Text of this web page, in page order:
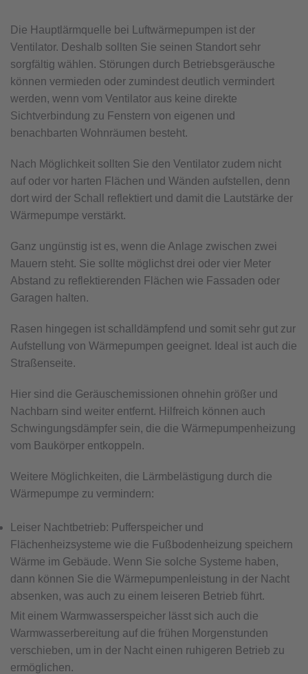
Die Hauptlärmquelle bei Luftwärmepumpen ist der
Ventilator. Deshalb sollten Sie seinen Standort sehr
sorgfältig wählen. Störungen durch Betriebsgeräusche
können vermieden oder zumindest deutlich vermindert
werden, wenn vom Ventilator aus keine direkte
Sichtverbindung zu Fenstern von eigenen und
benachbarten Wohnräumen besteht.
Nach Möglichkeit sollten Sie den Ventilator zudem nicht
auf oder vor harten Flächen und Wänden aufstellen, denn
dort wird der Schall reflektiert und damit die Lautstärke der
Wärmepumpe verstärkt.
Ganz ungünstig ist es, wenn die Anlage zwischen zwei
Mauern steht. Sie sollte möglichst drei oder vier Meter
Abstand zu reflektierenden Flächen wie Fassaden oder
Garagen halten.
Rasen hingegen ist schalldämpfend und somit sehr gut zur
Aufstellung von Wärmepumpen geeignet. Ideal ist auch die
Straßenseite.
Hier sind die Geräuschemissionen ohnehin größer und
Nachbarn sind weiter entfernt. Hilfreich können auch
Schwingungsdämpfer sein, die die Wärmepumpenheizung
vom Baukörper entkoppeln.
Weitere Möglichkeiten, die Lärmbelästigung durch die
Wärmepumpe zu vermindern:
Leiser Nachtbetrieb: Pufferspeicher und
Flächenheizsysteme wie die Fußbodenheizung speichern
Wärme im Gebäude. Wenn Sie solche Systeme haben,
dann können Sie die Wärmepumpenleistung in der Nacht
absenken, was auch zu einem leiseren Betrieb führt.
Mit einem Warmwasserspeicher lässt sich auch die
Warmwasserbereitung auf die frühen Morgenstunden
verschieben, um in der Nacht einen ruhigeren Betrieb zu
ermöglichen.